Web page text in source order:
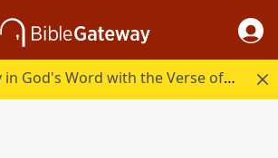
Start your day in God's Word with the Verse of the Day.